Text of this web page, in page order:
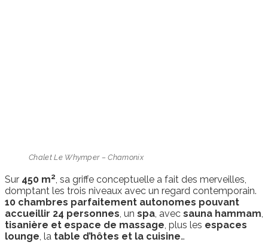
Chalet Le Whymper – Chamonix
Sur 450 m2, sa griffe conceptuelle a fait des merveilles,
domptant les trois niveaux avec un regard contemporain.
10 chambres parfaitement autonomes pouvant
accueillir 24 personnes, un spa, avec sauna hammam,
tisanière et espace de massage, plus les espaces
lounge, la table d’hôtes et la cuisine…